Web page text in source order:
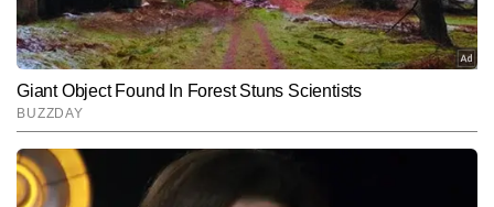
बच्चे सीखें, घबराएं नहीं।
Hindi NewsLifestyle
सुनीत सिंह